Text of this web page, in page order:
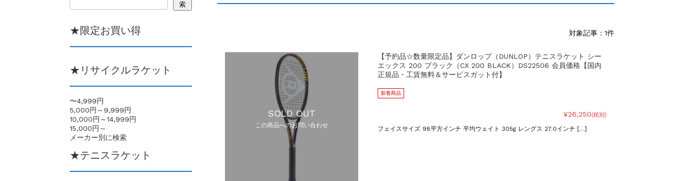
対象記事：1件
SOLD OUT
この商品へのお問い合わせ
【予約品☆数量限定品】ダンロップ（DUNLOP）テニスラケット シー
エックス 200 ブラック（CX 200 BLACK）DS22506 会員価格【国内
正規品・工賃無料＆サービスガット付】
新着商品
¥26,250(税別)
フェイスサイズ 98平方インチ 平均ウェイト 305g レングス 27.0インチ […]
索
★限定お買い得
★リサイクルラケット
〜4,999円
5,000円～9,999円
10,000円～14,999円
15,000円～
メーカー別に検索
★テニスラケット